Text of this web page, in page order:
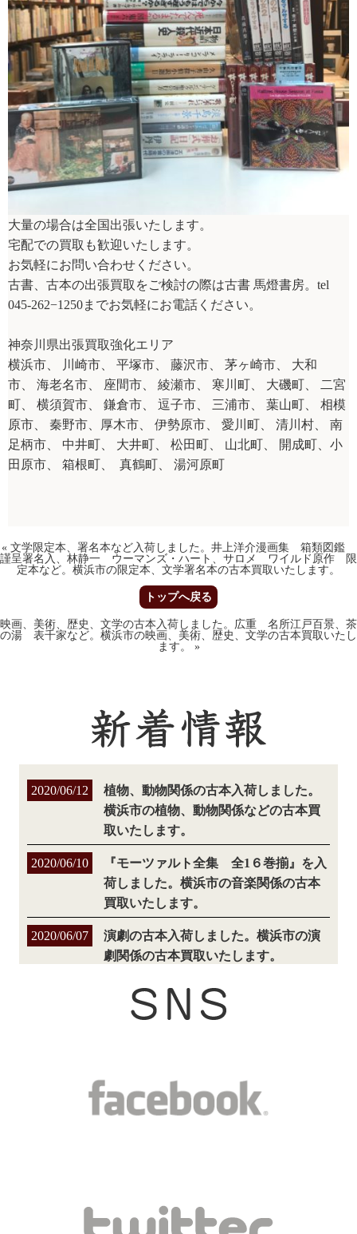
大量の場合は全国出張いたします。
宅配での買取も歓迎いたします。
お気軽にお問い合わせください。
古書、古本の出張買取をご検討の際は古書 馬燈書房。 tel
045-262−1250までお気軽にお電話ください。
神奈川県出張買取強化エリア
横浜市、
川崎市、 平塚市、 藤沢市、 茅ヶ崎市、
大和
市、
海老名市、 座間市、 綾瀬市、 寒川町、 大磯町、
二宮
町、
横須賀市、 鎌倉市、 逗子市、 三浦市、 葉山町、
相模
原市、
秦野市、厚木市、 伊勢原市、 愛川町、 清川村、
南
足柄市、
中井町、 大井町、 松田町、 山北町、
開成町、小
田原市、
箱根町、 真鶴町、 湯河原町
« 文学限定本、署名本など入荷しました。井上洋介漫画集 箱類図鑑
謹呈署名入、林静一 ウーマンズ・ハート、サロメ ワイルド原作 限
定本など。横浜市の限定本、文学署名本の古本買取いたします。
トップへ戻る
映画、美術、歴史、文学の古本入荷しました。広重 名所江戸百景、茶
の湯 表千家など。横浜市の映画、美術、歴史、文学の古本買取いたし
ます。
»
2020/06/12
植物、動物関係の古本入荷しました。
横浜市の植物、動物関係などの古本買
取いたします。
2020/06/10
『モーツァルト全集 全1６巻揃』を入
荷しました。横浜市の音楽関係の古本
買取いたします。
2020/06/07
演劇の古本入荷しました。横浜市の演
劇関係の古本買取いたします。
美術の古本入荷しました。横浜市の美
術関係の専門書、学術書などの古本買
日本史関係の専門書、学術書などの古
本買取いたします。
2020/06/01
哲学の古本入荷しました。横浜市の哲
学関係の古本買取いたします。